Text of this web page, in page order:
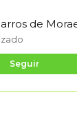
de
Seguir